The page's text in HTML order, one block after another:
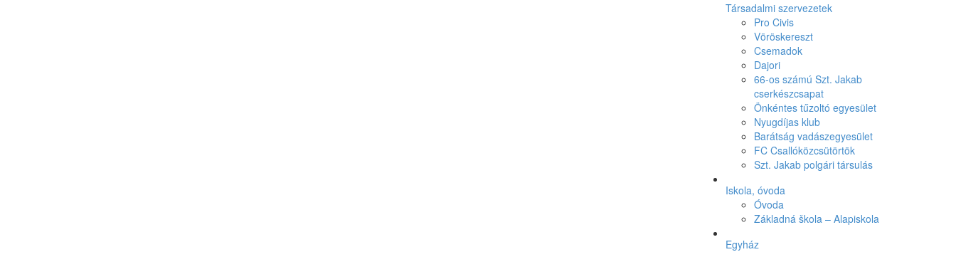
Társadalmi szervezetek
Pro Civis
Vöröskereszt
Csemadok
Dajori
66-os számú Szt. Jakab
cserkészcsapat
Önkéntes tűzoltó egyesület
Nyugdíjas klub
Barátság vadászegyesület
FC Csallóközcsütörtök
Szt. Jakab polgári társulás
Iskola, óvoda
Óvoda
Základná škola – Alapiskola
Egyház